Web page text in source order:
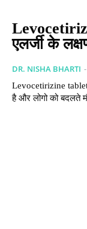
एलर्जी के
DR. NISHA BHARTI -
Levocetirizine
है और लोगो को बदलते